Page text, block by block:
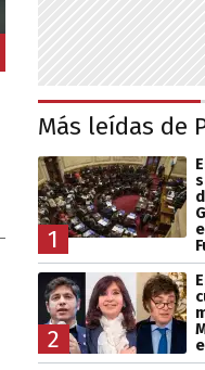
Más leídas de
1
2